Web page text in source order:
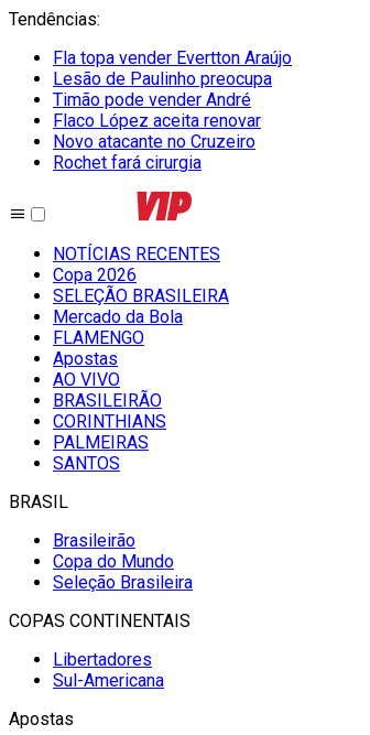
Tendências:
Fla topa vender Evertton Araújo
Lesão de Paulinho preocupa
Timão pode vender André
Flaco López aceita renovar
Novo atacante no Cruzeiro
Rochet fará cirurgia
NOTÍCIAS RECENTES
Copa 2026
SELEÇÃO BRASILEIRA
Mercado da Bola
FLAMENGO
Apostas
AO VIVO
BRASILEIRÃO
CORINTHIANS
PALMEIRAS
SANTOS
BRASIL
Brasileirão
Copa do Mundo
Seleção Brasileira
COPAS CONTINENTAIS
Libertadores
Sul-Americana
Apostas